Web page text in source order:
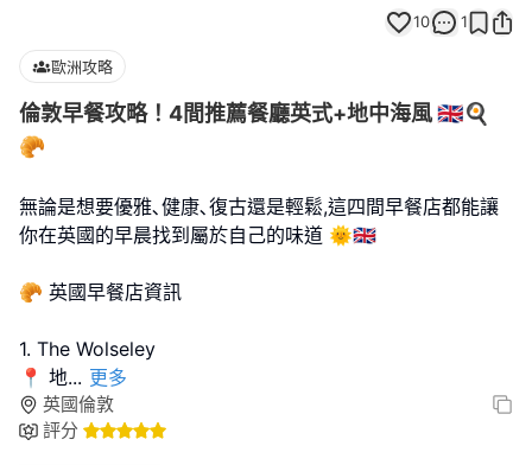
10 1
歐洲攻略
倫敦早餐攻略！4間推薦餐廳英式+地中海風 🇬🇧🍳
🥐
無論是想要優雅､健康､復古還是輕鬆,這四間早餐店都能讓
你在英國的早晨找到屬於自己的味道 🌞🇬🇧
🥐 英國早餐店資訊
1. The Wolseley
📍 地... 更多
英國倫敦
評分